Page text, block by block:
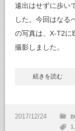
遠出はせずに歩い
した。今回はなる
の写真は、X-T2に
撮影しました。
続きを読む